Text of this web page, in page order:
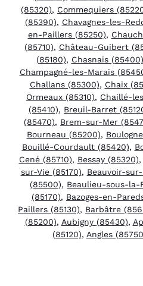
(85320), Commequiers
(85390), Chavagnes-les-
en-Paillers (85250),
(85710), Château-Guibert
(85180), Chasnais (85400)
Champagné-les-Marais
Challans (85300), Chaix
Ormeaux (85310), Chaillé-
(85410), Breuil-Barret
(85470), Brem-sur-Mer
Bourneau (85200),
Bouillé-Courdault (85420),
Cené (85710), Bessay (85320),
sur-Vie (85170), Beauvoir-
(85500), Beaulieu-sous-la-
(85170), Bazoges-en-
Paillers (85130), Barbâtre
(85200), Aubigny (85430),
(85120), Angles